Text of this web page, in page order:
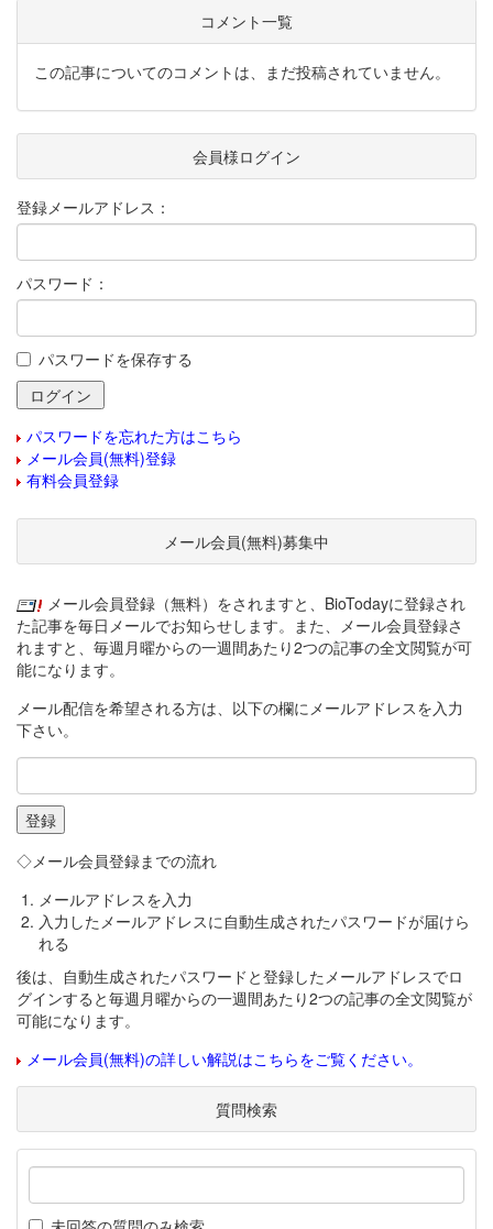
コメント一覧
この記事についてのコメントは、まだ投稿されていません。
会員様ログイン
登録メールアドレス：
パスワード：
パスワードを保存する
パスワードを忘れた方はこちら
メール会員(無料)登録
有料会員登録
メール会員(無料)募集中
メール会員登録（無料）をされますと、BioTodayに登録され
た記事を毎日メールでお知らせします。また、メール会員登録さ
れますと、毎週月曜からの一週間あたり2つの記事の全文閲覧が可
能になります。
メール配信を希望される方は、以下の欄にメールアドレスを入力
下さい。
◇メール会員登録までの流れ
メールアドレスを入力
入力したメールアドレスに自動生成されたパスワードが届けら
れる
後は、自動生成されたパスワードと登録したメールアドレスでロ
グインすると毎週月曜からの一週間あたり2つの記事の全文閲覧が
可能になります。
メール会員(無料)の詳しい解説はこちらをご覧ください。
質問検索